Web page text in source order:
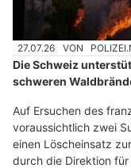
27.07.26 VON
Die Schweiz
schweren
Auf Ersuchen des
voraussichtlich zwei
einen Löscheinsatz
durch die Direktion